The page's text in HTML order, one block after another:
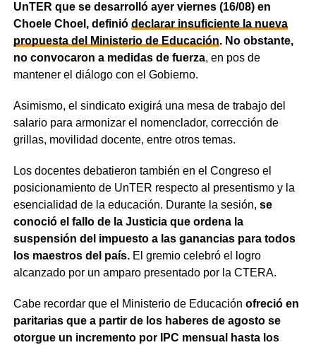
UnTER que se desarrolló ayer viernes (16/08) en
Choele Choel, definió declarar insuficiente la nueva
propuesta del Ministerio de Educación. No obstante,
no convocaron a medidas de fuerza, en pos de
mantener el diálogo con el Gobierno.
Asimismo, el sindicato exigirá una mesa de trabajo del
salario para armonizar el nomenclador, corrección de
grillas, movilidad docente, entre otros temas.
Los docentes debatieron también en el Congreso el
posicionamiento de UnTER respecto al presentismo y la
esencialidad de la educación. Durante la sesión, se
conoció el fallo de la Justicia que ordena la
suspensión del impuesto a las ganancias para todos
los maestros del país. El gremio celebró el logro
alcanzado por un amparo presentado por la CTERA.
Cabe recordar que el Ministerio de Educación ofreció en
paritarias que a partir de los haberes de agosto se
otorgue un incremento por IPC mensual hasta los